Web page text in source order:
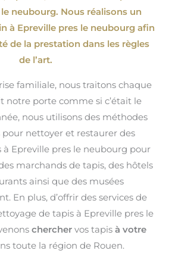
neubourg. Nous réalisons un
à Epreville pres le neubourg afin
de la prestation dans les règles
de l’art.
familiale, nous traitons chaque
notre porte comme si c’était le
nous utilisons des méthodes
nettoyer et restaurer des
à Epreville pres le neubourg pour
marchands de tapis, des hôtels
ainsi que des musées
En plus, d’offrir des services de
de tapis à Epreville pres le
chercher vos tapis à votre
toute la région de Rouen.